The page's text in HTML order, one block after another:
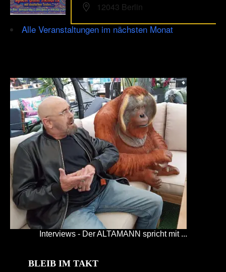
12043 Berlin
Alle Veranstaltungen im nächsten Monat
Interviews - Der ALTAMANN spricht mit ...
BLEIB IM TAKT